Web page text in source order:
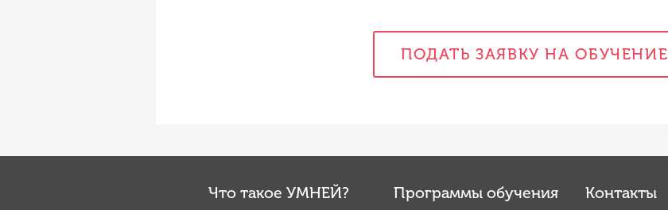
ПОДАТЬ ЗАЯВКУ НА ОБУЧЕНИЕ
Что такое УМНЕЙ? Программы обучения Контакты